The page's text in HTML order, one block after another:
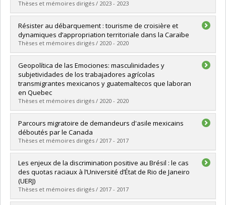
Lien vers le document dans Papyrus
Thèses et mémoires dirigés / 2023 - 2023
Graduate : Pierre, Jacquelin
Cycle :Master's
Grade :M. Sc.
Lien vers le document dans Papyrus
Résister au débarquement : tourisme de croisière et
dynamiques d’appropriation territoriale dans la Caraïbe
Thèses et mémoires dirigés / 2020 - 2020
Graduate : Renaud, Luc
Cycle :Doctoral
Grade :Ph. D.
Lien vers le document dans Papyrus
Geopolítica de las Emociones: masculinidades y
subjetividades de los trabajadores agrícolas
transmigrantes mexicanos y guatemaltecos que laboran
en Quebec
Thèses et mémoires dirigés / 2020 - 2020
Graduate :Campos Flores, Lina Margarita (Linamar)
Cycle :Doctoral
Grade :Ph. D.
Lien vers le document dans Papyrus
Parcours migratoire de demandeurs d'asile mexicains
déboutés par le Canada
Thèses et mémoires dirigés / 2017 - 2017
Graduate :Régnier-Pelletier, Myriam
Cycle :Master's
Grade :
Lien vers le document dans Papyrus
Les enjeux de la discrimination positive au Brésil : le cas
des quotas raciaux à l’Université d’État de Rio de Janeiro
(UERJ)
Thèses et mémoires dirigés / 2017 - 2017